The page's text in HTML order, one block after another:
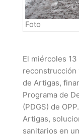
Foto
El miércoles
reconstrucción
de Artigas,
Programa de
(PDGS) de
Artigas,
sanitarios en